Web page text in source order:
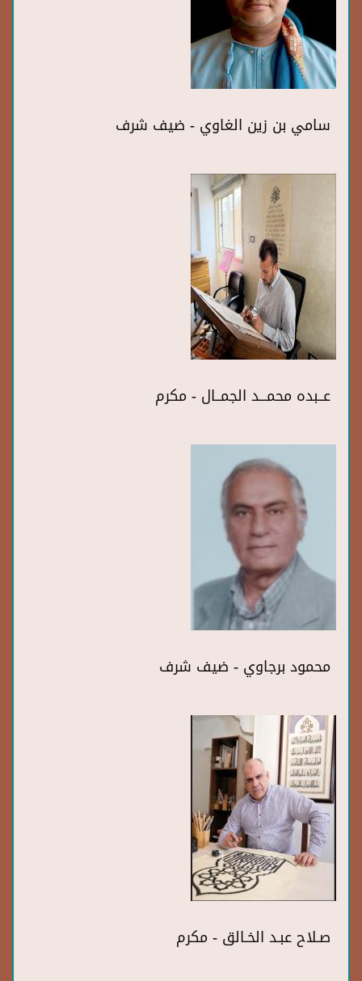
سامي بن زين الغاوي - ضيف شرف
عــبده محمـــد الجمــال - مكرم
محمود برجاوي - ضيف شرف
صـلاح عبـد الخـالق - مكرم